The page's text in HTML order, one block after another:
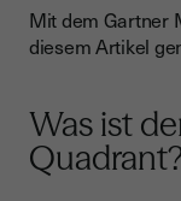
Mit dem Gartner
diesem Artikel
Was ist